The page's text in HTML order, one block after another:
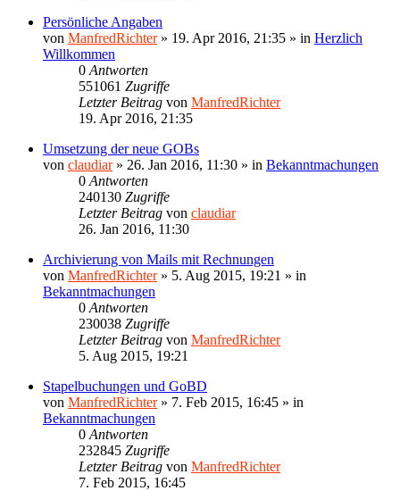
Persönliche Angaben
von ManfredRichter» 19. Apr 2016, 21:35 » in Herzlich
Willkommen
0 Antworten
551061 Zugriffe
Letzter Beitrag von ManfredRichter
19. Apr 2016, 21:35
Umsetzung der neue GOBs
von claudiar» 26. Jan 2016, 11:30 » in Bekanntmachungen
0 Antworten
240130 Zugriffe
Letzter Beitrag von claudiar
26. Jan 2016, 11:30
Archivierung von Mails mit Rechnungen
von ManfredRichter» 5. Aug 2015, 19:21 » in
Bekanntmachungen
0 Antworten
230038 Zugriffe
Letzter Beitrag von ManfredRichter
5. Aug 2015, 19:21
Stapelbuchungen und GoBD
von ManfredRichter» 7. Feb 2015, 16:45 » in
Bekanntmachungen
0 Antworten
232845 Zugriffe
Letzter Beitrag von ManfredRichter
7. Feb 2015, 16:45